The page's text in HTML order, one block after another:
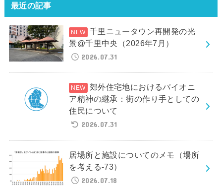
最近の記事
千里ニュータウン再開発の光
景@千里中央（2026年7月）
2026.07.31
郊外住宅地におけるパイオニ
ア精神の継承：街の作り手としての
住民について
2026.07.31
居場所と施設についてのメモ（場所
を考える-73）
2026.07.18